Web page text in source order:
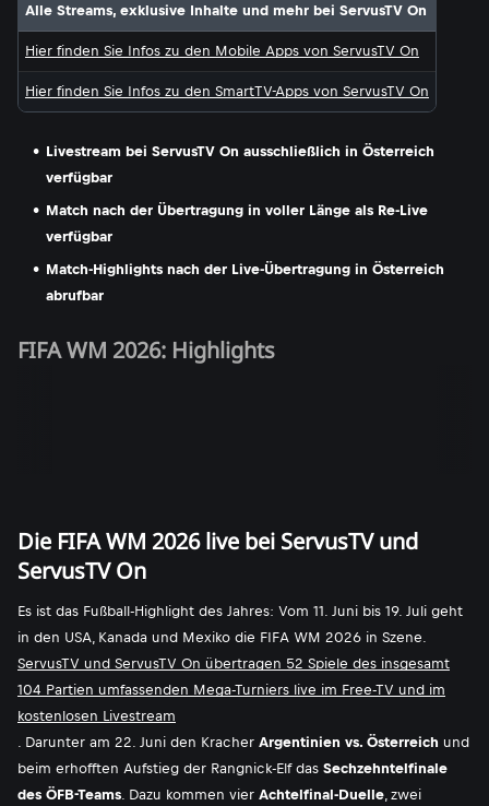
Alle Streams, exklusive Inhalte und mehr bei ServusTV On
Hier finden Sie Infos zu den Mobile Apps von ServusTV On
Hier finden Sie Infos zu den SmartTV-Apps von ServusTV On
Livestream bei ServusTV On ausschließlich in Österreich
verfügbar
Match nach der Übertragung in voller Länge als Re-Live
verfügbar
Match-Highlights nach der Live-Übertragung in Österreich
abrufbar
FIFA WM 2026: Highlights
Die FIFA WM 2026 live bei ServusTV und
ServusTV On
Es ist das Fußball-Highlight des Jahres: Vom 11. Juni bis 19. Juli geht
in den USA, Kanada und Mexiko die FIFA WM 2026 in Szene.
ServusTV und ServusTV On übertragen 52 Spiele des insgesamt
104 Partien umfassenden Mega-Turniers live im Free-TV und im
kostenlosen Livestream
. Darunter am 22. Juni den Kracher Argentinien vs. Österreich und
beim erhofften Aufstieg der Rangnick-Elf das Sechzehntelfinale
des ÖFB-Teams. Dazu kommen vier Achtelfinal-Duelle, zwei